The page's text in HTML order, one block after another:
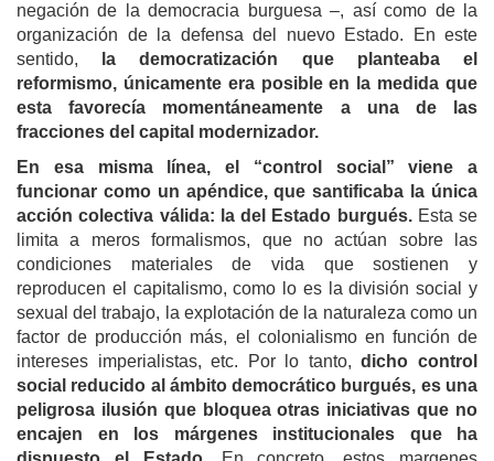
negación de la democracia burguesa –, así como de la
organización de la defensa del nuevo Estado. En este
sentido,
la democratización que planteaba el
reformismo, únicamente era posible en la medida que
esta favorecía momentáneamente a una de las
fracciones del capital modernizador.
En esa misma línea, el “control social” viene a
funcionar como un apéndice, que santificaba la única
acción colectiva válida: la del Estado burgués.Esta se
limita a meros formalismos, que no actúan sobre las
condiciones materiales de vida que sostienen y
reproducen el capitalismo, como lo es la división social y
sexual del trabajo, la explotación de la naturaleza como un
factor de producción más, el colonialismo en función de
intereses imperialistas, etc. Por lo tanto,dicho control
social reducido al ámbito democrático burgués, es una
peligrosa ilusión que bloquea otras iniciativas que no
encajen en los márgenes institucionales que ha